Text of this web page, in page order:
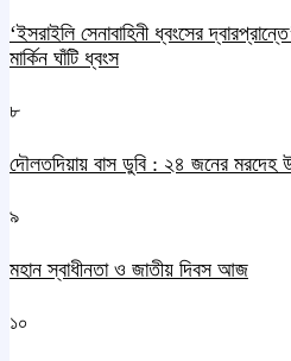
‘ইসরাইলি সেনাবাহিনী ধ্বংসের
মার্কিন ঘাঁটি ধ্বংস
৮
দৌলতদিয়ায় বাস ডুবি : ২৪ জনের মরদেহ
৯
মহান স্বাধীনতা ও জাতীয় দিবস আজ
১০